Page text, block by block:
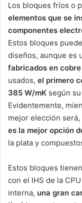
Los bloques fríos o
elementos que se
componentes
Estos bloques
diseños, aunque es
fabricados en
usados, el primero
385 W/mK según
Evidentemente,
mejor elección
es la mejor opción
la plata y
Estos bloques
con el IHS de la
interna, una gran